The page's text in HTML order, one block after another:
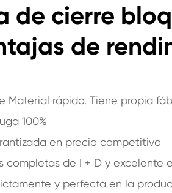
de cierre
de
Material rápido. Tiene propia
100%
en precio competitivo
completas de I + D y excelente
y perfecta en la